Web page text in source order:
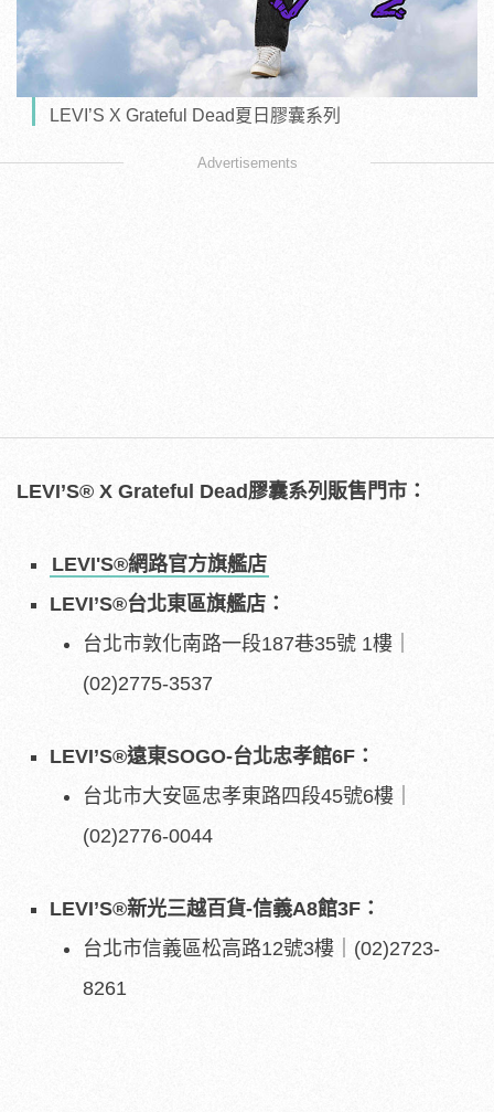
LEVI’S X Grateful Dead夏日膠囊系列
Advertisements
LEVI’S® X Grateful Dead膠囊系列販售門市：
LEVI'S®網路官方旗艦店
LEVI’S®台北東區旗艦店：
台北市敦化南路一段187巷35號 1樓｜
(02)2775-3537
LEVI’S®遠東SOGO-台北忠孝館6F ：
台北市大安區忠孝東路四段45號6樓｜
(02)2776-0044
LEVI’S®新光三越百貨-信義A8館3F ：
台北市信義區松高路12號3樓｜(02)2723-
8261